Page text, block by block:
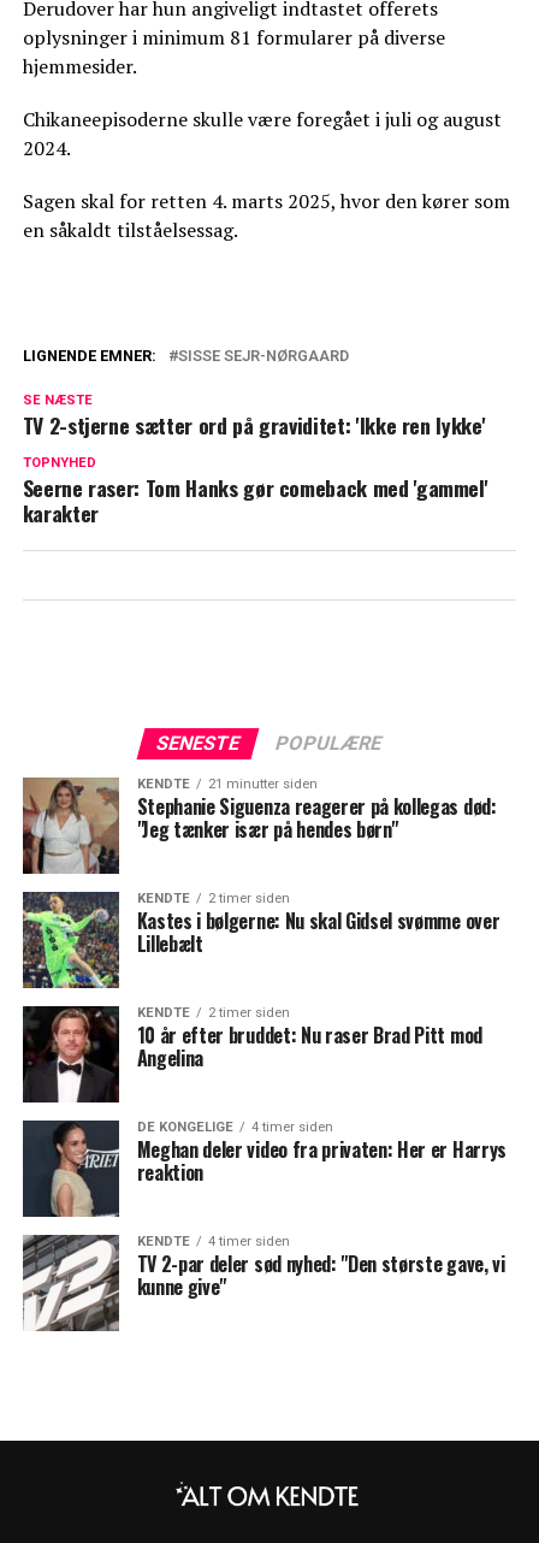
Derudover har hun angiveligt indtastet offerets
oplysninger i minimum 81 formularer på diverse
hjemmesider.
Chikaneepisoderne skulle være foregået i juli og august
2024.
Sagen skal for retten 4. marts 2025, hvor den kører som
en såkaldt tilståelsessag.
erstatning
LIGNENDE EMNER: SISSE SEJR-NØRGAARD
SE NÆSTE
TV 2-stjerne sætter ord på graviditet: 'Ikke ren lykke'
TOPNYHED
Seerne raser: Tom Hanks gør comeback med 'gammel'
karakter
SENESTE POPULÆRE
KENDTE 21 minutter siden
Stephanie Siguenza reagerer på kollegas død:
"Jeg tænker især på hendes børn"
KENDTE 2 timer siden
Kastes i bølgerne: Nu skal Gidsel svømme over
Lillebælt
KENDTE 2 timer siden
10 år efter bruddet: Nu raser Brad Pitt mod
Angelina
DE KONGELIGE 4 timer siden
Meghan deler video fra privaten: Her er Harrys
reaktion
KENDTE 4 timer siden
TV 2-par deler sød nyhed: "Den største gave, vi
kunne give"